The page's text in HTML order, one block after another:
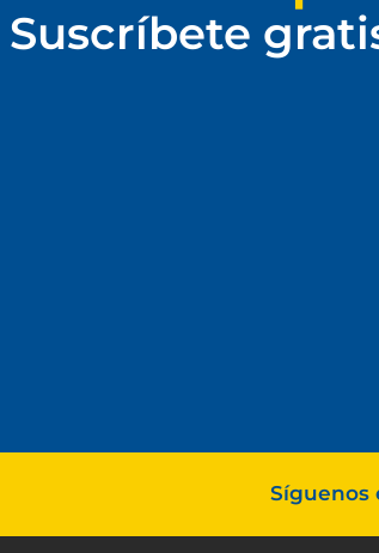
Suscríbete
Síguenos